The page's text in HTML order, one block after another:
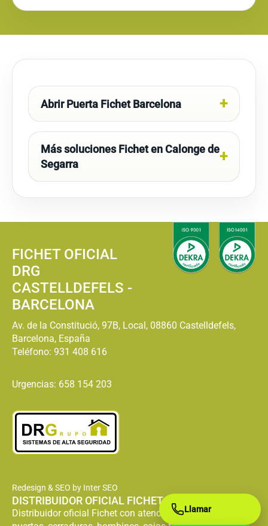
Abrir Puerta Fichet Barcelona
Más soluciones Fichet en Calonge de
Segarra
FICHET OFICIAL
DRG
CASTELLDEFELS -
BARCELONA
Av. de la Constitució, 97B, Local, 08860 Castelldefels,
Barcelona, España
Teléfono: 931 408 616
Urgencias: 658 154 203
Redesign & SEO by Inter SEO
DISTRIBUIDOR OFICIAL FICHET
Distribuidor oficial Fichet con atención especializada en
Llamar